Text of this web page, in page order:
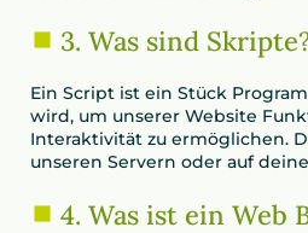
3. Was sind
Ein Script ist ein Stück
wird, um unserer Website
Interaktivität zu ermöglichen.
unseren Servern oder auf
4. Was ist ein Web